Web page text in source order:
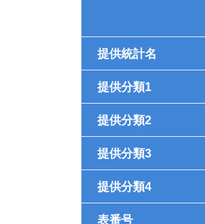
提供統計名
提供分類1
提供分類2
提供分類3
提供分類4
表番号